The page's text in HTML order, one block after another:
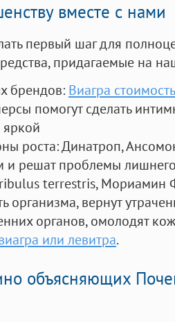
вместе с нами
первый шаг для
придагаемые на
брендов: Виагра
помогут сделать
роста: Динатроп,
и решат проблемы
terrestris, Мориамин
организма, вернут
органов, омолодят
или левитра.
объясняющих